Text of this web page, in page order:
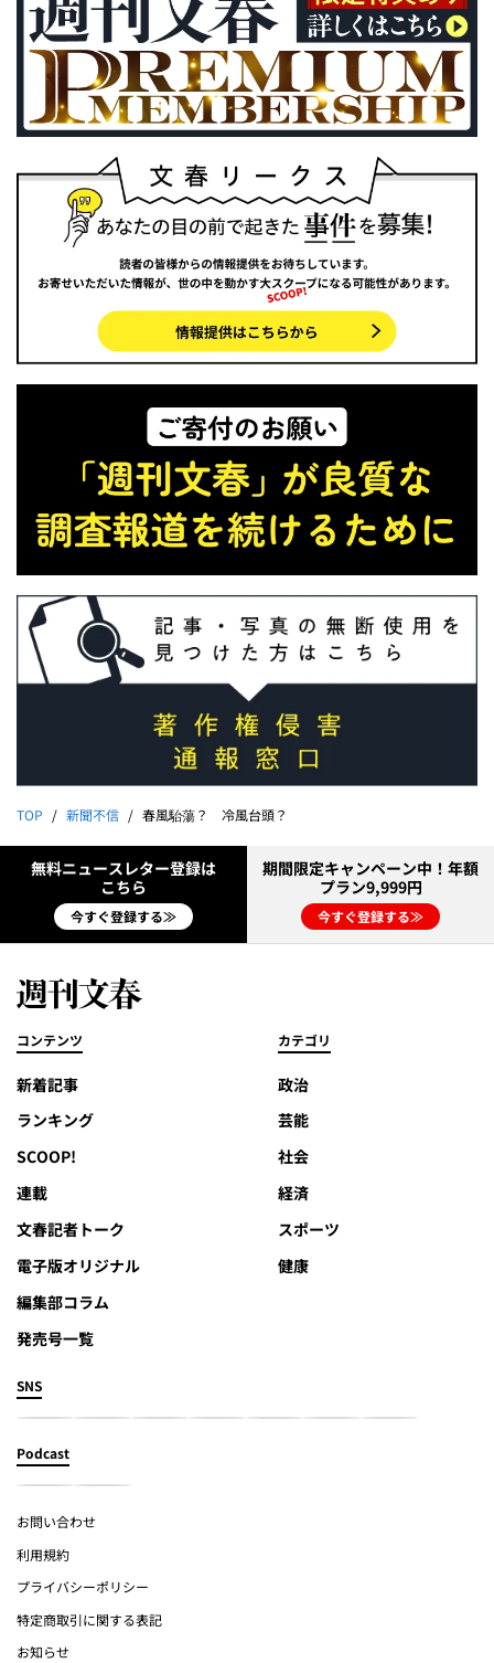
TOP 新聞不信 春風駘蕩？ 冷風台頭？
無料ニュースレター登録は
こちら
今すぐ登録する≫
期間限定キャンペーン中！年額
プラン9,999円
今すぐ登録する≫
コンテンツ
新着記事
ランキング
SCOOP!
連載
文春記者トーク
電子版オリジナル
編集部コラム
発売号一覧
カテゴリ
政治
芸能
社会
経済
スポーツ
健康
SNS
Podcast
お問い合わせ
利用規約
プライバシーポリシー
特定商取引に関する表記
お知らせ